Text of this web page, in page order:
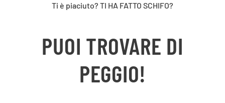
Ti è piaciuto? TI HA FATTO SCHIFO?
PUOI TROVARE DI
PEGGIO!